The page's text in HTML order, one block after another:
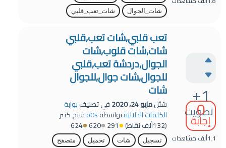
شات_الجوال
شات_تعب_قلبي
+1
تصويت
0
إجابة
1.1ألف مشاهدات
تعب قلبي,شات تعب,قلبي
شات,شات قلوب,شات
الجوال,دردشة تعب,قلبي
للجوال,شات جوال,للجوال
شات
سُئلمايو 24، 2020 في تصنيفبوابة
الكلمات الدلاليةبواسطةo0sشيخ كبير
(132ألف نقاط) 291
620
624
تسجيل شات تحميل
متصفح